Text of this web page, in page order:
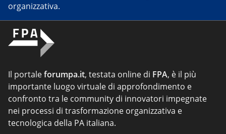
organizzativa.
Il portaleforumpa.it, testata online di FPA, è il più
importante luogo virtuale di approfondimento e
confronto tra le community di innovatori impegnate
nei processi di trasformazione organizzativa e
tecnologica della PA italiana.